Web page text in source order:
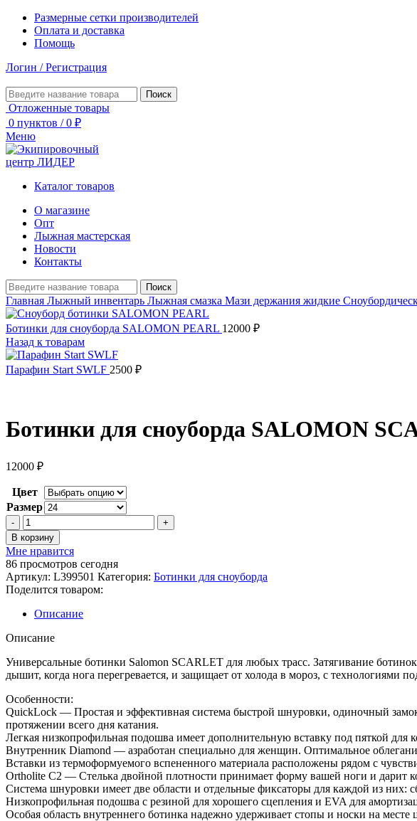
Размерные сетки производителей
Оплата и доставка
Помощь
Логин / Регистрация
Поиск
Отложенные товары
0 пунктов / 0 ₽
Меню
Каталог товаров
О магазине
Опт
Лыжная мастерская
Новости
Контакты
Поиск
Главная Лыжный инвентарь Лыжная смазка Мази держания жидкие
Ботинки для сноуборда SALOMON PEARL 12000 ₽
Назад к товарам
Парафин Start SWLF 2500 ₽
Ботинки для сноуборда SALOMON
12000 ₽
Цвет
Размер
Количество
товара
Ботинки
для
сноуборда
SALOMON
SCARLET
В корзину
Мне нравится
86 просмотров сегодня
Артикул: L399501 Категория: Ботинки для сноуборда
Поделится товаром:
Описание
Описание
Универсальные ботинки Salomon SCARLET для любых трасс. Затягивание
дышит, когда нога перегревается, и защищает от холода в мороз, с технологиями
Особенности:
QuickLock — Простая и эффективная система быстрой шнуровки, одиночный
протяжении всего дня катания.
Легкая низкопрофильная подошва имеет дополнительную вставку под пяткой для
Внутренник Diamond — азработан специально для женщин. Оптимальное
Вставки из термоформуемого вспененного материала расположены рядом с
Оrtholite C2 — Стелька двойной плотности принимает форму вашей ноги и дарит
Система шнуровки имеет две области и отдельные фиксаторы для каждой из них:
Низкопрофильная подошва с резиной для хорошего сцепления и EVA для
Особая область внутреннего ботинка надежно удерживает стопы и носки на месте